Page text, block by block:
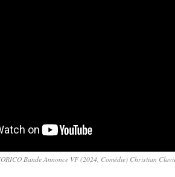
Bande Annonce VF (2024, Comédie) Christian